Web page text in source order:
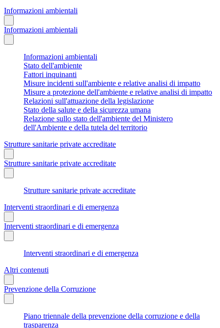
Informazioni ambientali
Informazioni ambientali
Informazioni ambientali
Stato dell'ambiente
Fattori inquinanti
Misure incidenti sull'ambiente e relative analisi di impatto
Misure a protezione dell'ambiente e relative analisi di impatto
Relazioni sull'attuazione della legislazione
Stato della salute e della sicurezza umana
Relazione sullo stato dell'ambiente del Ministero
dell'Ambiente e della tutela del territorio
Strutture sanitarie private accreditate
Strutture sanitarie private accreditate
Strutture sanitarie private accreditate
Interventi straordinari e di emergenza
Interventi straordinari e di emergenza
Interventi straordinari e di emergenza
Altri contenuti
Prevenzione della Corruzione
Piano triennale della prevenzione della corruzione e della
trasparenza